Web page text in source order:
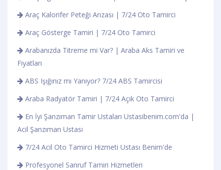
Araç Kalorifer Peteği Arızası | 7/24 Oto Tamirci
Araç Gösterge Tamiri | 7/24 Oto Tamirci
Arabanızda Titreme mi Var? | Araba Aks Tamiri ve
Fiyatları
ABS Işığınız mı Yanıyor? 7/24 ABS Tamircisi
Araba Radyatör Tamiri | 7/24 Açık Oto Tamirci
En İyi Şanzıman Tamir Ustaları Ustasibenim.com'da |
Acil Şanzıman Ustası
7/24 Acil Oto Tamirci Hizmeti Ustası Benim'de
Profesyonel Sanruf Tamiri Hizmetleri